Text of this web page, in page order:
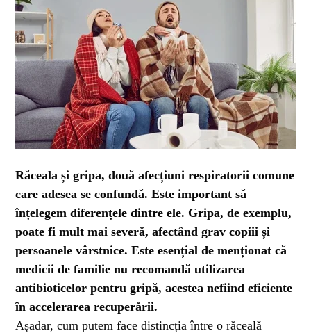
Răceala și gripa, două afecțiuni respiratorii comune
care adesea se confundă. Este important să
înțelegem diferențele dintre ele. Gripa, de exemplu,
poate fi mult mai severă, afectând grav copiii și
persoanele vârstnice. Este esențial de menționat că
medicii de familie nu recomandă utilizarea
antibioticelor pentru gripă, acestea nefiind eficiente
în accelerarea recuperării.
Așadar, cum putem face distincția între o răceală
INSTALEAZ
A
APLICATIA
POPULAR
UNCATEGORIZED 1 year ago
Barajul Trei Defileuri a Încetinit Rotația
Pământului: Mit sau Realitate?
2 years ago
Seriale turcesti:Top 5 cele mai bune seriale